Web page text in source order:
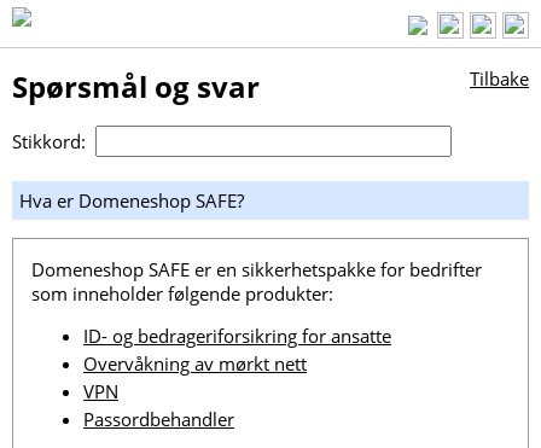
Spørsmål og svar Tilbake
Stikkord:
Hva er Domeneshop SAFE?
Domeneshop SAFE er en sikkerhetspakke for bedrifter
som inneholder følgende produkter:
ID- og bedrageriforsikring for ansatte
Overvåkning av mørkt nett
VPN
Passordbehandler